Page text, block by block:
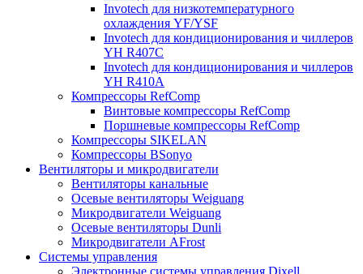
Invotech для низкотемпературного
охлаждения YF/YSF
Invotech для кондиционирования и чиллеров
YH R407C
Invotech для кондиционирования и чиллеров
YH R410A
Компрессоры RefComp
Винтовые компрессоры RefComp
Поршневые компрессоры RefComp
Компрессоры SIKELAN
Компрессоры BSonyo
Вентиляторы и микродвигатели
Вентиляторы канальные
Осевые вентиляторы Weiguang
Микродвигатели Weiguang
Осевые вентиляторы Dunli
Микродвигатели AFrost
Системы управления
Электронные системы управления Dixell